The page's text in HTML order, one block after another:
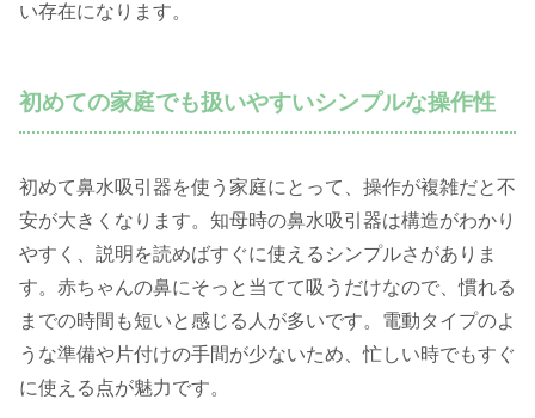
い存在になります。
初めての家庭でも扱いやすいシンプルな操作性
初めて鼻水吸引器を使う家庭にとって、操作が複雑だと不
安が大きくなります。知母時の鼻水吸引器は構造がわかり
やすく、説明を読めばすぐに使えるシンプルさがありま
す。赤ちゃんの鼻にそっと当てて吸うだけなので、慣れる
までの時間も短いと感じる人が多いです。電動タイプのよ
うな準備や片付けの手間が少ないため、忙しい時でもすぐ
に使える点が魅力です。